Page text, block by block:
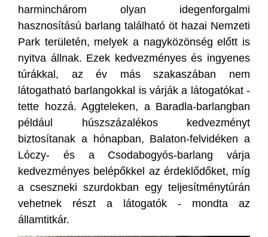
harminchárom olyan idegenforgalmi
hasznosítású barlang található öt hazai Nemzeti
Park területén, melyek a nagyközönség előtt is
nyitva állnak. Ezek kedvezményes és ingyenes
túrákkal, az év más szakaszában nem
látogatható barlangokkal is várják a látogatókat -
tette hozzá. Aggteleken, a Baradla-barlangban
például húszszázalékos kedvezményt
biztosítanak a hónapban, Balaton-felvidéken a
Lóczy- és a Csodabogyós-barlang várja
kedvezményes belépőkkel az érdeklődőket, míg
a cseszneki szurdokban egy teljesítménytúrán
vehetnek részt a látogatók - mondta az
államtitkár.